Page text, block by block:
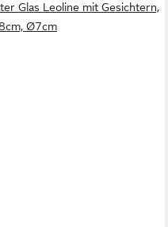
Glas Leoline mit Gesichtern,
Ø7cm